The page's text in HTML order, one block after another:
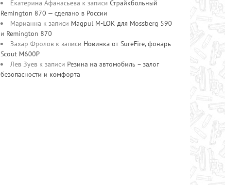
Екатерина Афанасьева к записи Страйкбольный
Remington 870 — сделано в России
Марианна к записи Magpul M-LOK для Mossberg 590
и Remington 870
Захар Фролов к записи Новинка от SureFire, фонарь
Scout M600P
Лев Зуев к записи Резина на автомобиль – залог
безопасности и комфорта